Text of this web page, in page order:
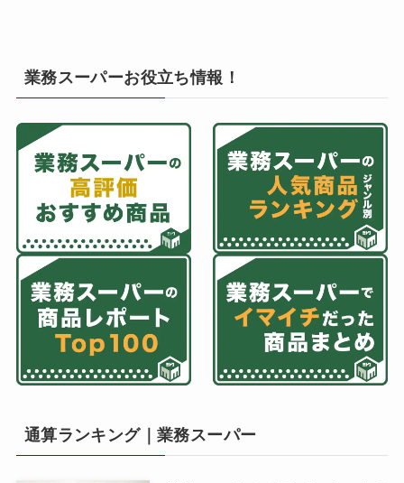
業務スーパーお役立ち情報！
通算ランキング｜業務スーパー